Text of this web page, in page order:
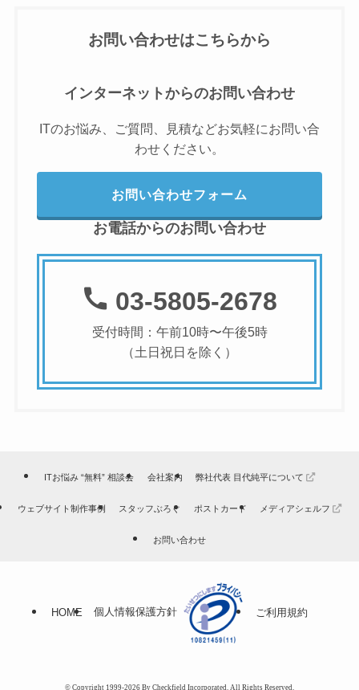
お問い合わせはこちらから
インターネットからのお問い合わせ
ITのお悩み、ご質問、見積などお気軽にお問い合
わせください。
お問い合わせフォーム
お電話からのお問い合わせ
03-5805-2678
受付時間：午前10時〜午後5時
（土日祝日を除く）
ITお悩み “無料” 相談会 会社案内 弊社代表 目代純平について
ウェブサイト制作事例 スタッフぶろぐ ポストカード メディアシェルフ
お問い合わせ
HOME 個人情報保護方針 ご利用規約
© Copyright 1999-2026 By Checkfield Incorporated. All Rights Reserved.